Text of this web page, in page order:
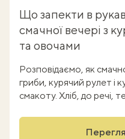
Що запекти в
смачної вечері з
та овочами
Розповідаємо, як
гриби, курячий рулет і
смакоту. Хліб, до речі,